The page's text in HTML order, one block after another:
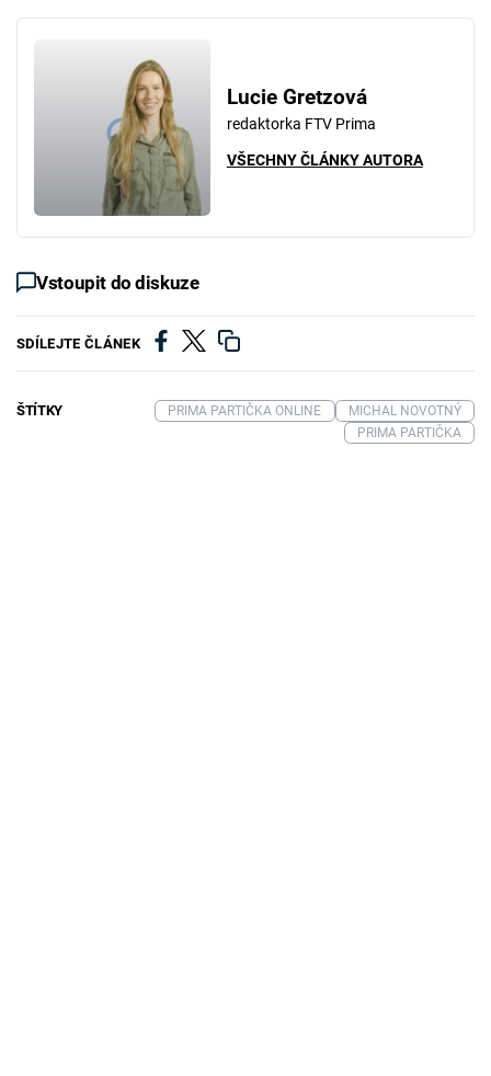
Lucie Gretzová
redaktorka FTV Prima
VŠECHNY ČLÁNKY AUTORA
Vstoupit do diskuze
SDÍLEJTE ČLÁNEK
ŠTÍTKY PRIMA PARTIČKA ONLINE
MICHAL NOVOTNÝ
PRIMA PARTIČKA